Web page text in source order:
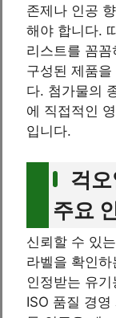
존제나 인공
해야 합니다.
리스트를 꼼
구성된 제품
다. 첨가물의
에 직접적인
입니다.
걱
주요
신뢰할 수 있
라벨을 확인
인정받는 유
ISO 품질 경